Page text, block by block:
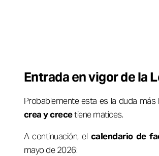
Entrada en vigor de la
Probablemente esta es la duda
crea y crecetiene matices.
A continuación, el calendario de
mayo de 2026: